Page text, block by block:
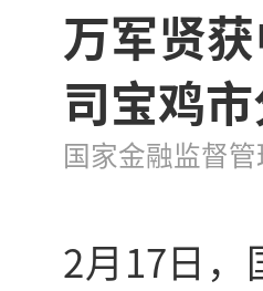
万军贤
司宝鸡
国家金融监督
2月17日，